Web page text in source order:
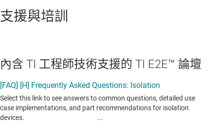
支援與培訓
內含 TI 工程師技術支援的 TI E2E™ 論壇